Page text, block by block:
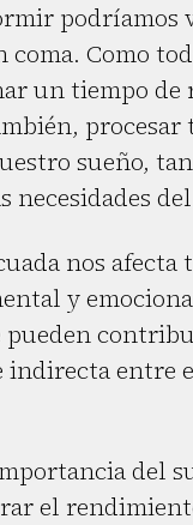
coma. Como
un tiempo
sueño,
nos
y
pueden
entre
del
el